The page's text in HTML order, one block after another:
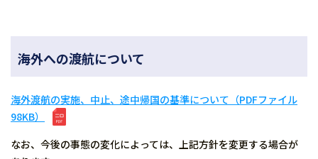
海外への渡航について
海外渡航の実施、中止、途中帰国の基準について（PDFファイル
98KB）
なお、今後の事態の変化によっては、上記方針を変更する場合が